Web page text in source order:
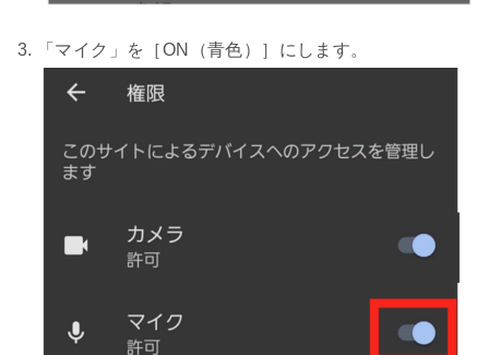
「マイク」を［ON（青色）］にします。